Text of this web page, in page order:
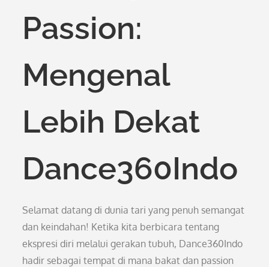
Passion:
Mengenal
Lebih Dekat
Dance360Indo
Selamat datang di dunia tari yang penuh semangat
dan keindahan! Ketika kita berbicara tentang
ekspresi diri melalui gerakan tubuh, Dance360Indo
hadir sebagai tempat di mana bakat dan passion